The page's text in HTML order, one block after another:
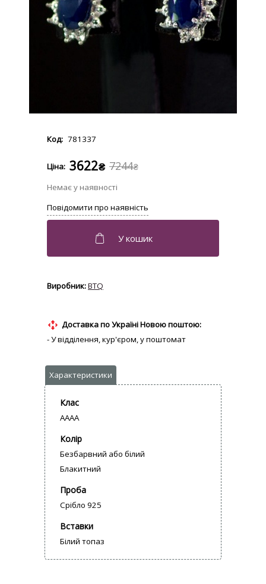
781337
7244₴
3622₴
BTQ
Доставка по Україні Новою поштою:
- У відділення, кур'єром, у поштомат
Клас
AAAA
Колір
Безбарвний або білий
Блакитний
Проба
Срібло 925
Вставки
Білий топаз